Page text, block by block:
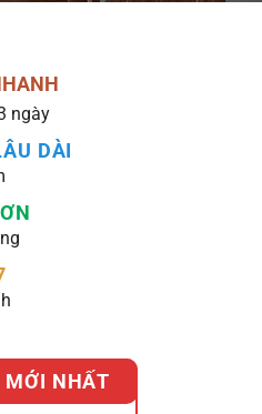
ngày
DÀI
NHẤT